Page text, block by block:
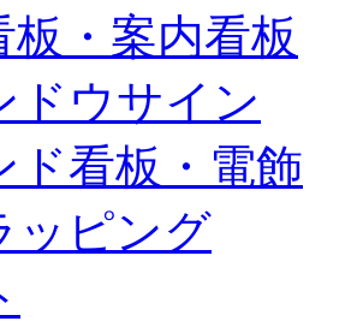
板・案内看板
ドウサイン
ド看板・電飾
ッピング